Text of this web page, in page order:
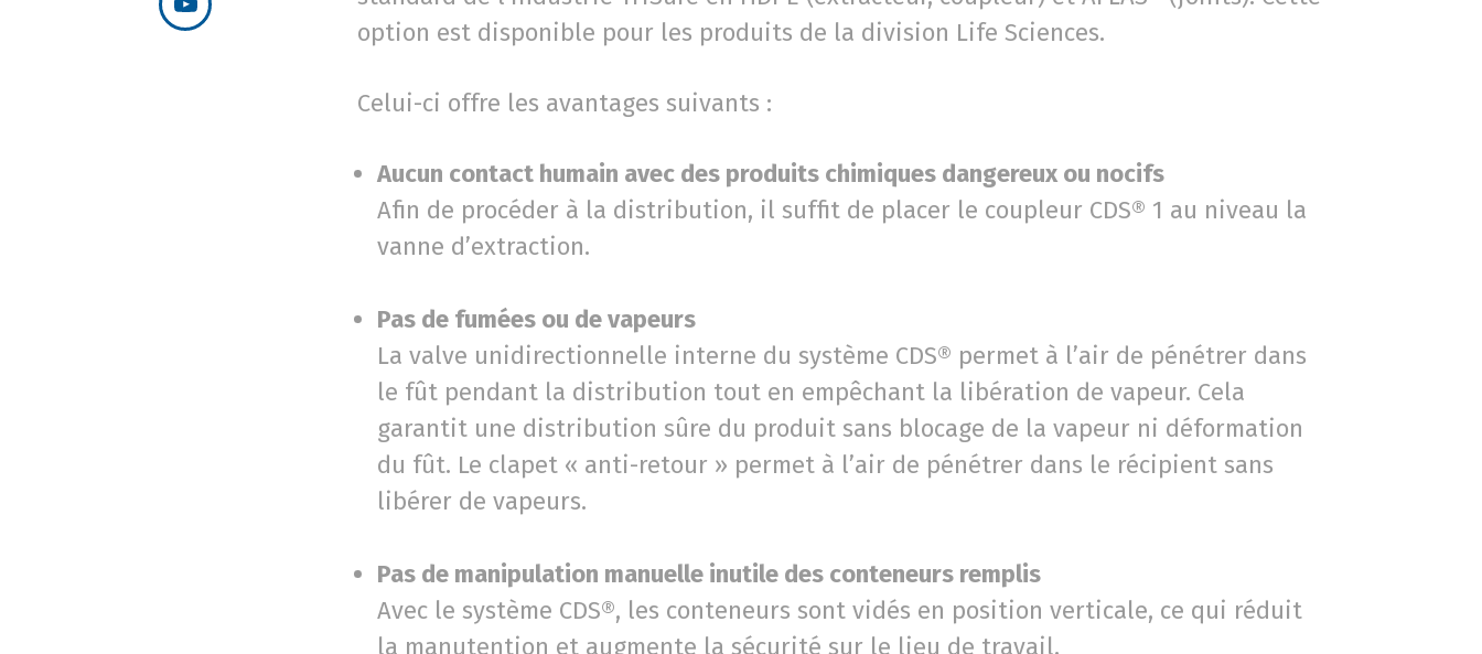
option est disponible pour les produits de la division Life Sciences.
Celui-ci offre les avantages suivants :
Aucun contact humain avec des produits chimiques dangereux ou nocifs
Afin de procéder à la distribution, il suffit de placer le coupleur CDS® 1 au niveau la
vanne d’extraction.
Pas de fumées ou de vapeurs
La valve unidirectionnelle interne du système CDS® permet à l’air de pénétrer dans
le fût pendant la distribution tout en empêchant la libération de vapeur. Cela
garantit une distribution sûre du produit sans blocage de la vapeur ni déformation
du fût. Le clapet « anti-retour » permet à l’air de pénétrer dans le récipient sans
libérer de vapeurs.
Pas de manipulation manuelle inutile des conteneurs remplis
Avec le système CDS®, les conteneurs sont vidés en position verticale, ce qui réduit
la manutention et augmente la sécurité sur le lieu de travail.